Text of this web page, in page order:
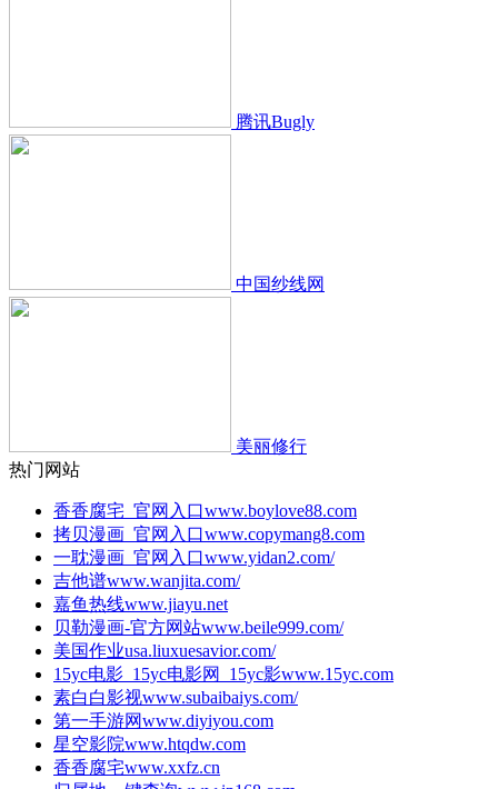
腾讯Bugly
中国纱线网
美丽修行
热门网站
香香腐宅_官网入口www.boylove88.com
拷贝漫画_官网入口www.copymang8.com
一耽漫画_官网入口www.yidan2.com/
吉他谱www.wanjita.com/
嘉鱼热线www.jiayu.net
贝勒漫画-官方网站www.beile999.com/
美国作业usa.liuxuesavior.com/
15yc电影_15yc电影网_15yc影www.15yc.com
素白白影视www.subaibaiys.com/
第一手游网www.diyiyou.com
星空影院www.htqdw.com
香香腐宅www.xxfz.cn